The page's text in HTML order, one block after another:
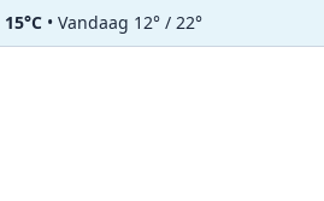
15°C • Vandaag 12° / 22°